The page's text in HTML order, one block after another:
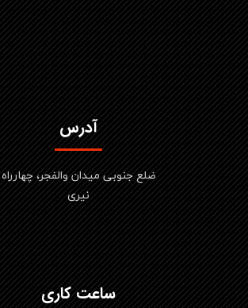
آدرس
ضلع جنوبی میدان والفجر، چهارراه
نیری
ساعت کاری